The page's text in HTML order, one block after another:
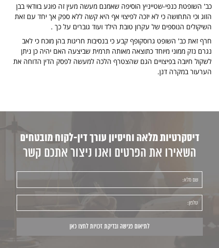
כב' השופטת כנפי-שטייניץ הוסיפה שאמנם מעשה מעין זה פוגע בוודאי בבן
הזוג וכי התחושה כי לא יזכה לפיצוי אף היא קשה ללא ספק אך יחד עם זאת
השיקולים הנוספים של עקרון טובת הילד ועוד גוברים על כך .
חרף זאת כב' השופט גרוסקופף קבע כי בנסיבות חריגות בהן מוכח כי לאב
נגרם נזק ממוני מיוחד כתוצאה מאותה תרמית שביצעה האם יהיה כן ניתן
לשקול חיובה בפיצויים הגם שהצטרף הלכה למעשה לפסק הדין הדוחה את
הערעור במקרה דנן.
דיסקרטיות מלאה וחיסיון עורך דין-לקוח מובטחים
השאירו את הפרטים ואנו ניצור אתכם קשר